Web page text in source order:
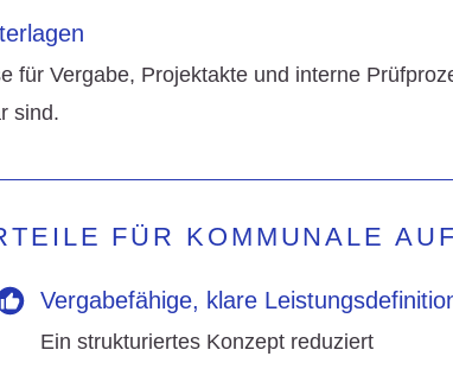
für Vergabe, Projektakte und interne
sind.
FÜR KOMMUNALE
Vergabefähige, klare
Ein strukturiertes Konzept reduziert